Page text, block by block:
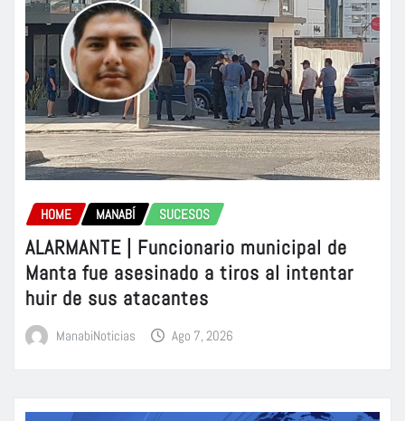
HOME MANABÍ SUCESOS
ALARMANTE | Funcionario municipal de
Manta fue asesinado a tiros al intentar
huir de sus atacantes
ManabiNoticias Ago 7, 2026